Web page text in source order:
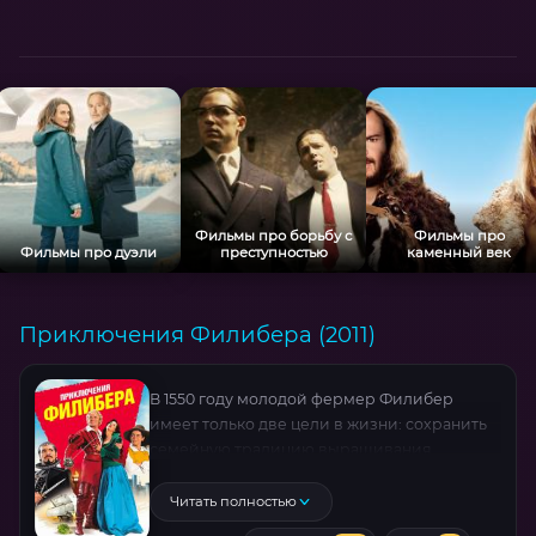
Фильмы про дуэли
Фильмы про борьбу с
преступностью
Фильмы про
каменный век
Приключения Филибера (2011)
В 1550 году молодой фермер Филибер
имеет только две цели в жизни: сохранить
жениться на ней. Внезапно на смертном
одре его отец сообщает ему, что на самом
Читать полностью